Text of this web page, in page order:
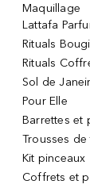
Maquillage
Lattafa
Rituals
Rituals
Sol de
Pour Elle
Barrettes et
Trousses de
Kit pinceaux
Coffrets et